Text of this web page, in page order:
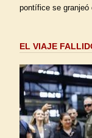
pontífice se granjeó
EL VIAJE